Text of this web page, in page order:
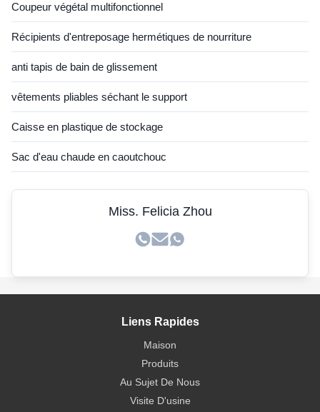
Coupeur végétal multifonctionnel
Récipients d'entreposage hermétiques de nourriture
anti tapis de bain de glissement
vêtements pliables séchant le support
Caisse en plastique de stockage
Sac d'eau chaude en caoutchouc
Miss. Felicia Zhou
Liens Rapides
Maison
Produits
Au Sujet De Nous
Visite D'usine